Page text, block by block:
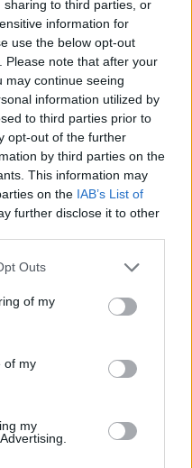
to third parties, or
information for
use the below opt-out
Please note that after your
may continue seeing
information utilized by
to third parties prior to
opt-out of the further
by third parties on the
This information may
on the IAB’s List of
further disclose it to other
uses one or more Google
You may click to
its third-party tags to
purposes in below Google
Outs
of my
of my
my
esetén könnyebb
meg egyértelműen
például a
munkaidő után
e-mailekre a
és
proaktívan
válaszolni,
és a